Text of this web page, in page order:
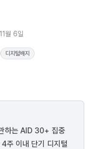
월 6일
디지털배지
하는 AID 30+ 집중
주 이내 단기 디지털